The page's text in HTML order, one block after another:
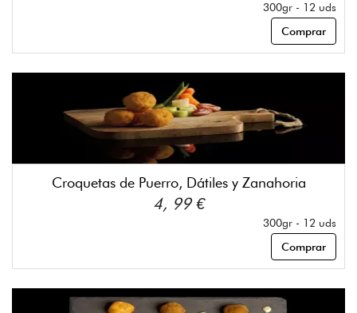
300gr - 12 uds
Comprar
Croquetas de Puerro, Dátiles y Zanahoria
4, 99 €
300gr - 12 uds
Comprar